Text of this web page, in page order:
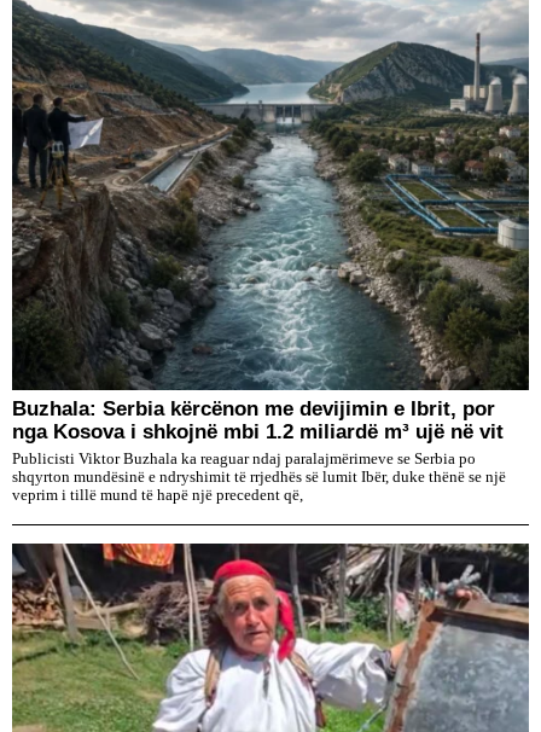
Buzhala: Serbia kërcënon me devijimin e Ibrit, por
nga Kosova i shkojnë mbi 1.2 miliardë m³ ujë në vit
Publicisti Viktor Buzhala ka reaguar ndaj paralajmërimeve se Serbia po
shqyrton mundësinë e ndryshimit të rrjedhës së lumit Ibër, duke thënë se një
veprim i tillë mund të hapë një precedent që,